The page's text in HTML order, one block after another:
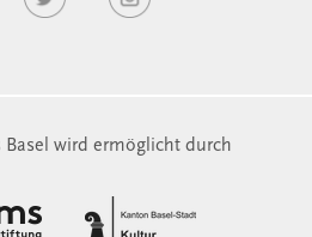
Basel wird ermöglicht durch